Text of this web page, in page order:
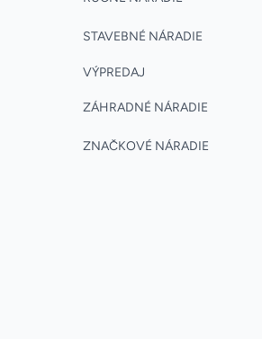
STAVEBNÉ NÁRADIE
VÝPREDAJ
ZÁHRADNÉ NÁRADIE
ZNAČKOVÉ NÁRADIE